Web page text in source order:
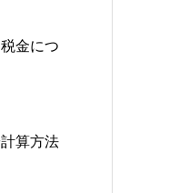
金につ
算方法